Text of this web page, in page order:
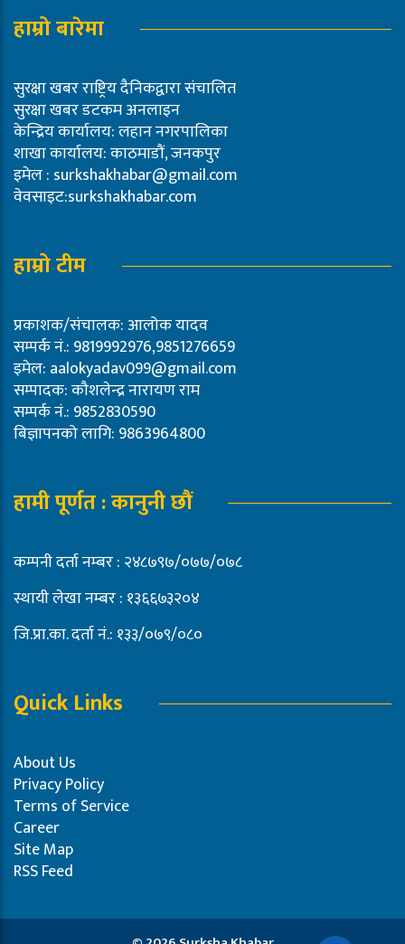
हाम्रो बारेमा
सुरक्षा खबर राष्ट्रिय दैनिकद्वारा संचालित
सुरक्षा खबर डटकम अनलाइन
केन्द्रिय कार्यालय: लहान नगरपालिका
शाखा कार्यालय: काठमाडौं, जनकपुर
इमेल : surkshakhabar@gmail.com
वेवसाइट:surkshakhabar.com
हाम्रो टीम
प्रकाशक/संचालक: आलोक यादव
सम्पर्क नं.: 9819992976,9851276659
इमेल: aalokyadav099@gmail.com
सम्पादक: कौशलेन्द्र नारायण राम
सम्पर्क नं.: 9852830590
बिज्ञापनको लागि: 9863964800
हामी पूर्णत : कानुनी छौं
कम्पनी दर्ता नम्बर : २४८७९७/०७७/०७८
स्थायी लेखा नम्बर : १३६६७३२०४
जि.प्रा.का. दर्ता नं.: १३३/०७९/०८०
Quick Links
About Us
Privacy Policy
Terms of Service
Career
Site Map
RSS Feed